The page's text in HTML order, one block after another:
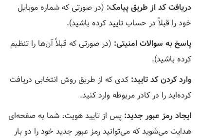
دریافت کد از طریق پیامک: (در صورتی که شماره موبایل
خود را قبلاً در حساب تایید کرده باشید).
پاسخ به سوالات امنیتی: (در صورتی که قبلاً آن‌ها را تنظیم
کرده باشید).
وارد کردن کد تایید: کدی که از طریق روش انتخابی دریافت
کرده‌اید را در کادر مربوطه وارد کنید.
ایجاد رمز عبور جدید: پس از تایید هویت، شما به صفحه‌ای
هدایت می‌شوید که می‌توانید رمز عبور جدید خود را دو بار